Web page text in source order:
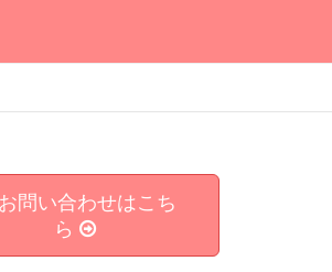
お問い合わせはこち
ら